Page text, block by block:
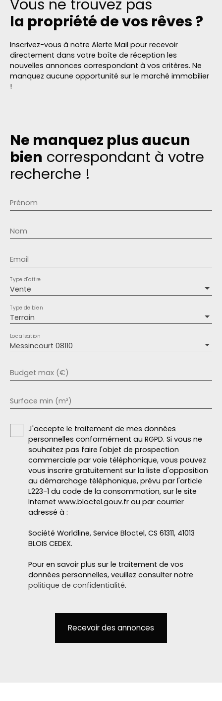
Vous ne trouvez pas
la propriété de vos rêves ?
Inscrivez-vous à notre Alerte Mail pour recevoir
directement dans votre boîte de réception les
nouvelles annonces correspondant à vos critères. Ne
manquez aucune opportunité sur le marché immobilier
!
Ne manquez plus aucun
bien correspondant à votre
recherche !
Prénom
Nom
Email
Vente
Type d'offre
Terrain
Type de bien
Messincourt 08110
Localisation
Budget max (€)
Surface min (m²)
J'accepte le traitement de mes données
personnelles conformément au RGPD. Si vous ne
souhaitez pas faire l'objet de prospection
commerciale par voie téléphonique, vous pouvez
vous inscrire gratuitement sur la liste d'opposition
au démarchage téléphonique, prévu par l'article
L223-1 du code de la consommation, sur le site
Internet www.bloctel.gouv.fr ou par courrier
adressé à :
Société Worldline, Service Bloctel, CS 61311, 41013
BLOIS CEDEX.
Pour en savoir plus sur le traitement de vos
données personnelles, veuillez consulter notre
politique de confidentialité.
Recevoir des annonces